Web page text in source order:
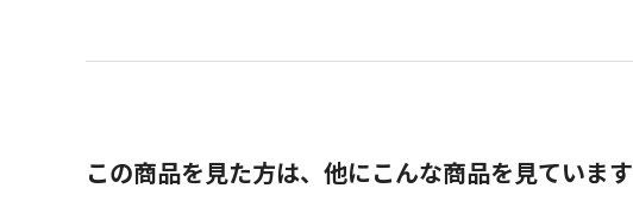
この商品を見た方は、他にこんな商品を見ています